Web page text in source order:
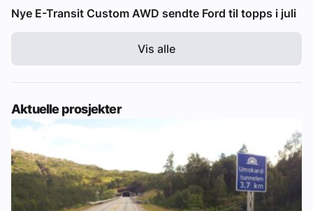
Nye E-Transit Custom AWD sendte Ford til topps i juli
Vis alle
Aktuelle prosjekter